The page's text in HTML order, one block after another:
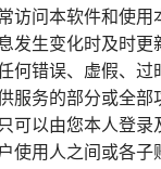
访问本软件和使
发生变化时及时更
何错误、虚假、
服务的部分或全部
可以由您本人登
使用人之间或各